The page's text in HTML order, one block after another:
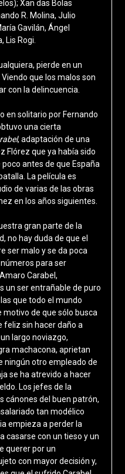
Xan das Bolas
R. Molina, Julio
Gavilán, Ángel
Lis Rogi.
pierde en un
que los malos son
con la delincuencia.
en solitario por Fernando
una cierta
, adaptación de una
Flórez que ya había sido
poco antes de que España
La película es
de varias de las obras
en los años siguientes.
gran parte de la
no hay duda de que el
ser malo y se da poca
para ser
Carabel,
un ser entrañable de puro
que todo el mundo
de que sólo busca
feliz sin hacer daño a
largo noviazgo,
machacona, aprietan
ningún otro empleado de
se ha atrevido a hacer
Los jefes de la
cánones del buen patrón,
tan modélico
empieza a perder la
casarse con un tieso y un
querer por un
con mayor decisión y,